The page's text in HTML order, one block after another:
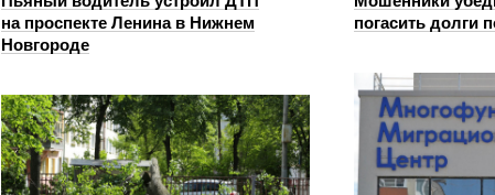
на проспекте Ленина в Нижнем
Новгороде
погасить долги